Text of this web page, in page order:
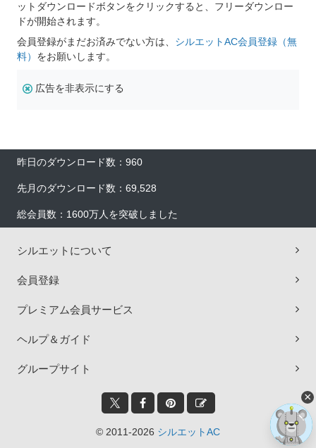
ットダウンロードボタンをクリックすると、フリーダウンロー
ドが開始されます。
会員登録がまだお済みでない方は、 シルエットAC会員登録（無
料） をお願いします。
広告を非表示にする
昨日のダウンロード数：960
先月のダウンロード数：69,528
総会員数：1600万人を突破しました
シルエットについて
会員登録
プレミアム会員サービス
ヘルプ＆ガイド
グループサイト
© 2011-2026 シルエットAC
×